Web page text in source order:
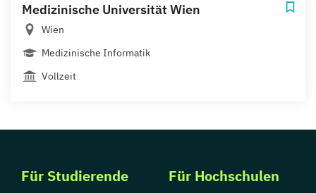
Medizinische Universität Wien
Wien
Medizinische Informatik
Vollzeit
Für Studierende Für Hochschulen